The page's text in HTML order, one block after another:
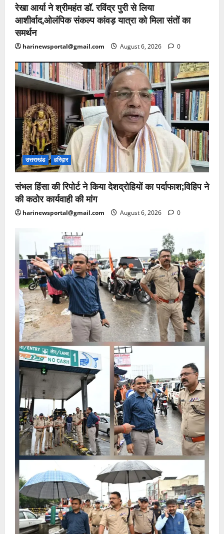
रेखा आर्या ने श्रीमहंत डॉ. रविंद्र पुरी से लिया
आशीर्वाद,ओलंपिक संकल्प कांवड़ यात्रा को मिला संतों का
समर्थन
harinewsportal@gmail.com August 6, 2026 0
उत्तराखंड हरिद्वार
संभल हिंसा की रिपोर्ट ने किया देशद्रोहियों का पर्दाफाश;विहिप ने
की कठोर कार्यवाही की मांग
harinewsportal@gmail.com August 6, 2026 0